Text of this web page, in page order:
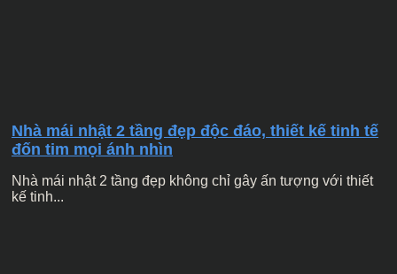
Nhà mái nhật 2 tầng đẹp độc đáo, thiết kế tinh tế
đốn tim mọi ánh nhìn
Nhà mái nhật 2 tầng đẹp không chỉ gây ấn tượng với thiết
kế tinh...